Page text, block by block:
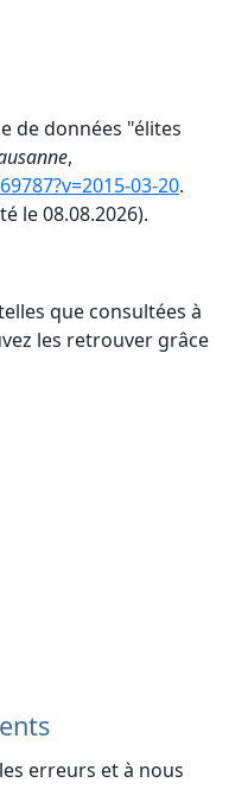
de données "élites
,
03-20.
le 08.08.2026).
que consultées à
les retrouver grâce
erreurs et à nous